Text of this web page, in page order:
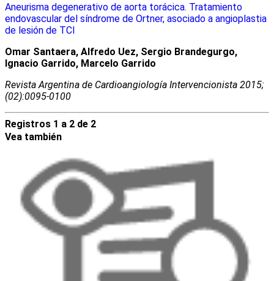
Aneurisma degenerativo de aorta torácica. Tratamiento
endovascular del síndrome de Ortner, asociado a angioplastia
de lesión de TCI
Omar Santaera, Alfredo Uez, Sergio Brandegurgo,
Ignacio Garrido, Marcelo Garrido
Revista Argentina de Cardioangiologí­a Intervencionista 2015;
(02):0095-0100
Registros 1 a 2 de 2
Vea también